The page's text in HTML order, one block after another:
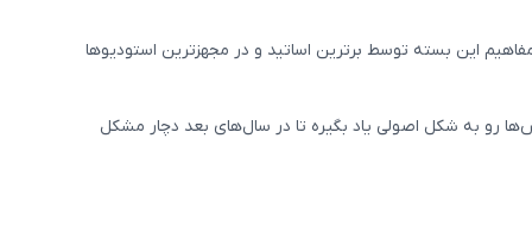
این بسته توسط برترین اساتید و در مجهزترین استودیوها
رو به شکل اصولی یاد بگیره تا در سال‌های بعد دچار مشکل